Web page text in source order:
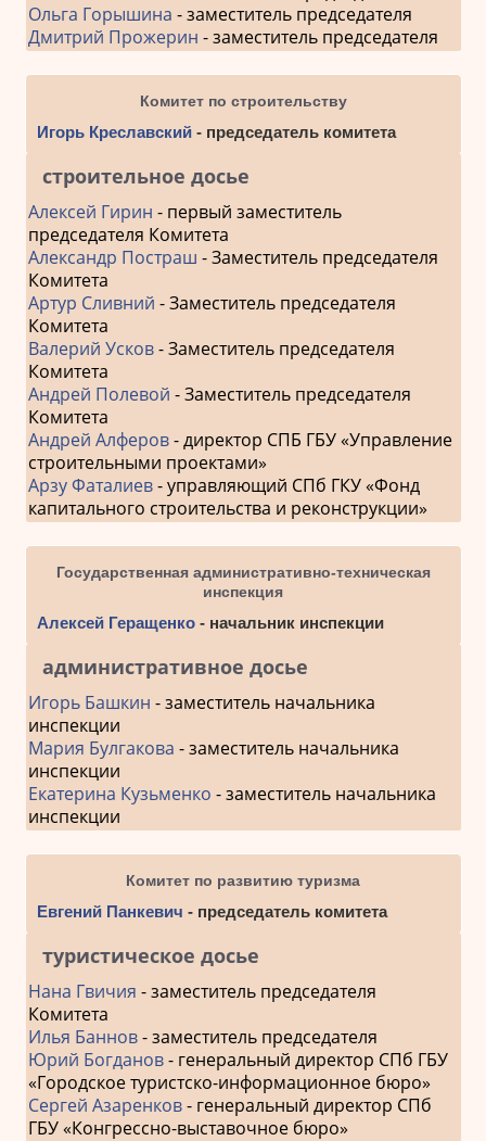
Ольга Горышина - заместитель председателя
Дмитрий Прожерин - заместитель председателя
Комитет по строительству
Игорь Креславский - председатель комитета
строительное досье
Алексей Гирин - первый заместитель
председателя Комитета
Александр Постраш - Заместитель председателя
Комитета
Артур Сливний - Заместитель председателя
Комитета
Валерий Усков- Заместитель председателя
Комитета
Андрей Полевой - Заместитель председателя
Комитета
Андрей Алферов- директор СПБ ГБУ «Управление
строительными проектами»
Арзу Фаталиев- управляющий СПб ГКУ «Фонд
капитального строительства и реконструкции»
Государственная административно-техническая
инспекция
Алексей Геращенко- начальник инспекции
административное досье
Игорь Башкин - заместитель начальника
инспекции
Мария Булгакова - заместитель начальника
инспекции
Екатерина Кузьменко - заместитель начальника
инспекции
Комитет по развитию туризма
Евгений Панкевич - председатель комитета
туристическое досье
Нана Гвичия - заместитель председателя
Комитета
Илья Баннов- заместитель председателя
Юрий Богданов- генеральный директор СПб ГБУ
«Городское туристско-информационное бюро»
Сергей Азаренков- генеральный директор СПб
ГБУ «Конгрессно-выставочное бюро»